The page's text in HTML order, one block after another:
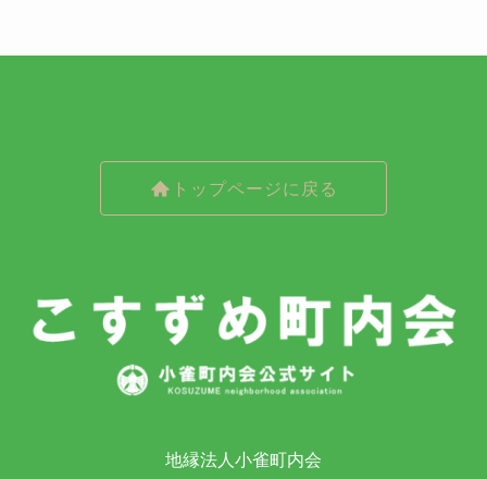
トップページに戻る
地縁法人小雀町内会